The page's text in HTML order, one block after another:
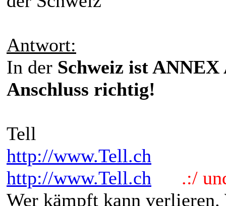
Antwort:
In der Schweiz ist
Anschluss richtig!
Tell
http://www.Tell.ch
http://www.Tell.ch
.:/
Wer kämpft kann